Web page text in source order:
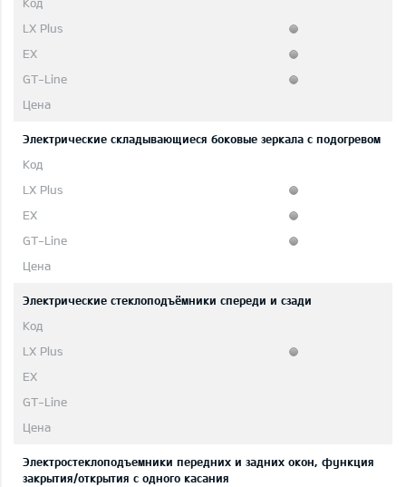
Электрические складывающиеся боковые зеркала с подогревом
Электрические стеклоподъёмники спереди и сзади
Электростеклоподъемники передних и задних окон, функция
закрытия/открытия с одного касания